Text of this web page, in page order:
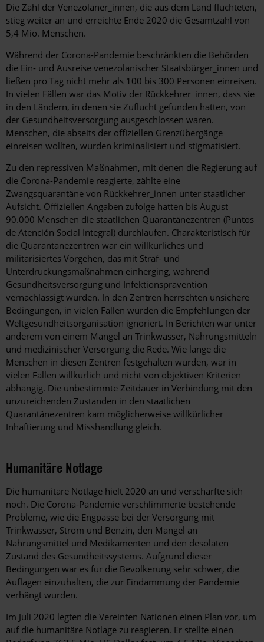
Die Zahl der Venezolaner_innen, die aus dem Land flüchteten,
stieg weiter an und erreichte Ende 2020 die Gesamtzahl von
5,4 Mio. Menschen.
Während der Corona-Pandemie beschränkten die Behörden
die Ein- und Ausreise venezolanischer Staatsbürger_innen und
ließen pro Tag nicht mehr als 100 bis 300 Personen einreisen.
In vielen Fällen war das Motiv der Rückkehrer_innen, dass sie
in den Ländern, in denen sie Zuflucht gefunden hatten, von
der Gesundheitsversorgung ausgeschlossen waren.
Menschen, die abseits der offiziellen Grenzübergänge
einreisen wollten, wurden kriminalisiert und stigmatisiert.
Zu den repressiven Maßnahmen, mit denen die Regierung auf
die Corona-Pandemie reagierte, zählte eine
Zwangsquarantäne von Rückkehrer_innen unter staatlicher
Aufsicht. Offiziellen Angaben zufolge hatten bis August
90.000 Menschen die staatlichen Quarantänezentren (Puntos
de Atención Social Integral) durchlaufen. Charakteristisch für
die Quarantänezentren war ein willkürliches und
militarisiertes Vorgehen, das mit Straf- und
Unterdrückungsmaßnahmen einherging, während
Gesundheitsversorgung und Infektionsprävention
vernachlässigt wurden. In den Zentren herrschten unsichere
Bedingungen, in vielen Fällen wurden die Empfehlungen der
Weltgesundheitsorganisation ignoriert. In Berichten war unter
anderem von einem Mangel an Trinkwasser, Nahrungsmitteln
und medizinischer Versorgung die Rede. Wie lange die
Menschen in diesen Zentren festgehalten wurden, war in
vielen Fällen willkürlich und nicht von objektiven Kriterien
abhängig. Die unbestimmte Zeitdauer in Verbindung mit den
unzureichenden Zuständen in den staatlichen
Quarantänezentren kam möglicherweise willkürlicher
Inhaftierung und Misshandlung gleich.
Humanitäre Notlage
Die humanitäre Notlage hielt 2020 an und verschärfte sich
noch. Die Corona-Pandemie verschlimmerte bestehende
Probleme, wie die Engpässe bei der Versorgung mit
Trinkwasser, Strom und Benzin, den Mangel an
Nahrungsmittel und Medikamenten und den desolaten
Zustand des Gesundheitssystems. Aufgrund dieser
Bedingungen war es für die Bevölkerung sehr schwer, die
Auflagen einzuhalten, die zur Eindämmung der Pandemie
verhängt wurden.
Im Juli 2020 legten die Vereinten Nationen einen Plan vor, um
auf die humanitäre Notlage zu reagieren. Er stellte einen